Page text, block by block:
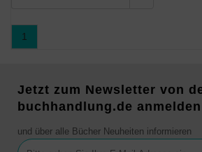
1
Jetzt zum Newsletter von
buchhandlung.de anmelden
und über alle Bücher Neuheiten informieren